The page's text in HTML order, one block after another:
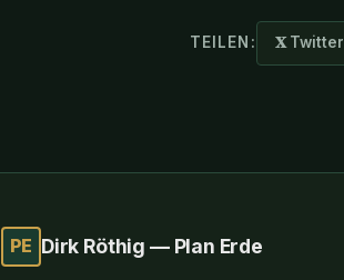
TEILEN: 𝐗 Twitter
PE Dirk Röthig — Plan Erde